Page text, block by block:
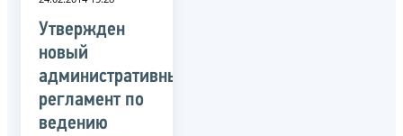
Утвержден
новый
административный
регламент по
ведению